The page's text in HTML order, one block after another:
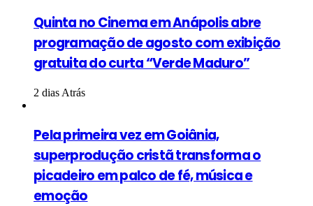
Quinta no Cinema em Anápolis abre
programação de agosto com exibição
gratuita do curta “Verde Maduro”
2 dias Atrás
Pela primeira vez em Goiânia,
superprodução cristã transforma o
picadeiro em palco de fé, música e
emoção